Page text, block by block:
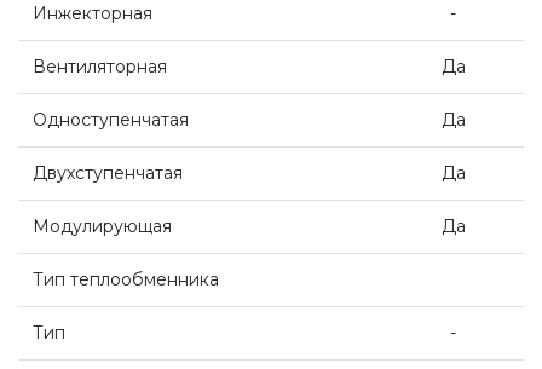
Промышленное оборудование
Горелки
Электрические водонагреватели Ferroli
Алюминиевые радиаторы Ferroli
Инжекторная -
Вентиляторная Да
Одноступенчатая Да
Двухступенчатая Да
Модулирующая Да
Тип теплообменника
Тип -